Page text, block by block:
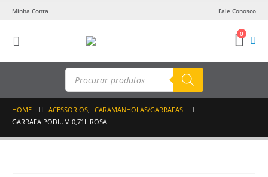
Minha Conta Fale Conosco
0
Pesquisar
produtos
HOME ACESSORIOS, CARAMANHOLAS/GARRAFAS
GARRAFA PODIUM 0,71L ROSA